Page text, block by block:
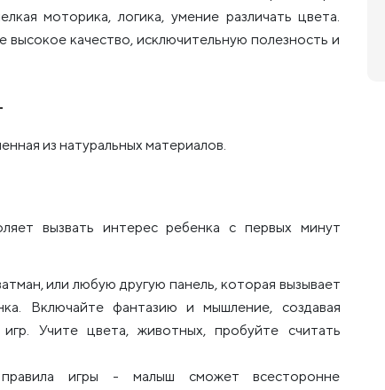
моторика, логика, умение различать цвета.
высокое качество, исключительную полезность и
из натуральных материалов.
вызвать интерес ребенка с первых минут
или любую другую панель, которая вызывает
Включайте фантазию и мышление, создавая
Учите цвета, животных, пробуйте считать
игры - малыш сможет всесторонне